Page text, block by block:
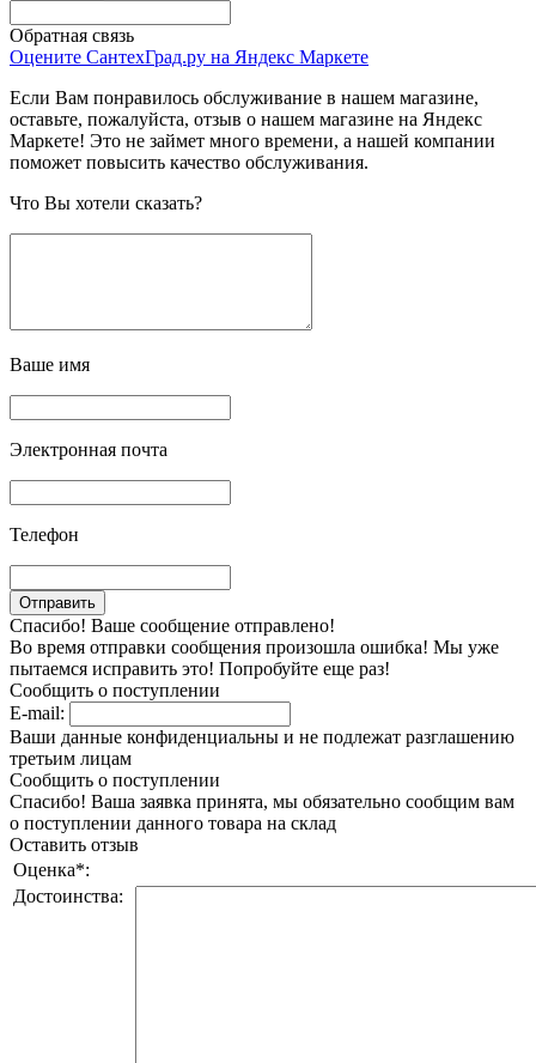
Обратная связь
Оцените СантехГрад.ру на Яндекс Маркете
Если Вам понравилось обслуживание в нашем магазине,
оставьте, пожалуйста, отзыв о нашем магазине на Яндекс
Маркете! Это не займет много времени, а нашей компании
поможет повысить качество обслуживания.
Что Вы хотели сказать?
Ваше имя
Электронная почта
Телефон
Спасибо! Ваше сообщение отправлено!
Во время отправки сообщения произошла ошибка! Мы уже
пытаемся исправить это! Попробуйте еще раз!
Сообщить о поступлении
E-mail:
Ваши данные конфиденциальны и не подлежат разглашению
третьим лицам
Сообщить о поступлении
Спасибо! Ваша заявка принята, мы обязательно сообщим вам
о поступлении данного товара на склад
Оставить отзыв
Оценка*:
Достоинства: